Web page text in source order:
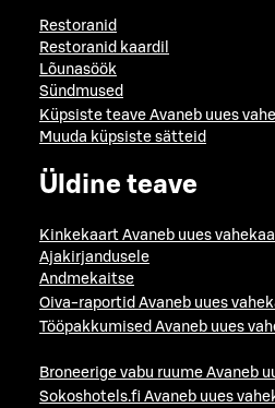
Restoranid
Restoranid kaardil
Lõunasöök
Sündmused
Küpsiste teave Avaneb uues
Muuda küpsiste sätteid
Üldine teave
Kinkekaart Avaneb uues
Ajakirjandusele
Andmekaitse
Oiva-raportid Avaneb uues
Tööpakkumised Avaneb uues
Broneerige vabu ruume Avaneb
Sokoshotels.fi Avaneb uues